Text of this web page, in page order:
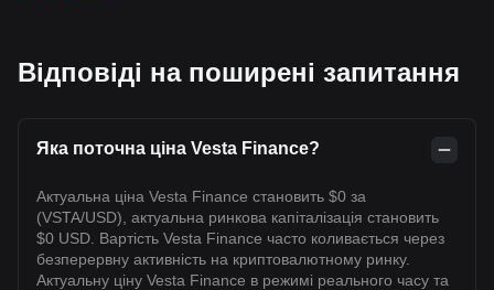
Відповіді на поширені запитання
Яка поточна ціна Vesta Finance?
Актуальна ціна Vesta Finance становить $0 за
(VSTA/USD), актуальна ринкова капіталізація становить
$0 USD. Вартість Vesta Finance часто коливається через
безперервну активність на криптовалютному ринку.
Актуальну ціну Vesta Finance в режимі реального часу та